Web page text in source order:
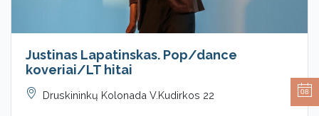
Justinas Lapatinskas. Pop/dance
koveriai/LT hitai
Druskininkų Kolonada V.Kudirkos 22 08